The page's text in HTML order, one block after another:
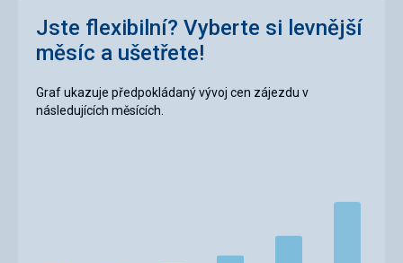
Jste flexibilní? Vyberte si levnější
měsíc a ušetřete!
Graf ukazuje předpokládaný vývoj cen zájezdu v
následujících měsících.